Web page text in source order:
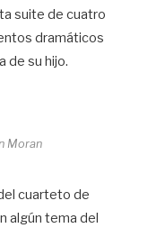
suite de cuatro
dramáticos
de su hijo.
Moran
cuarteto de
algún tema del